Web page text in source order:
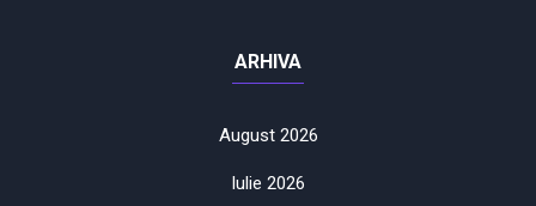
ARHIVA
August 2026
Iulie 2026